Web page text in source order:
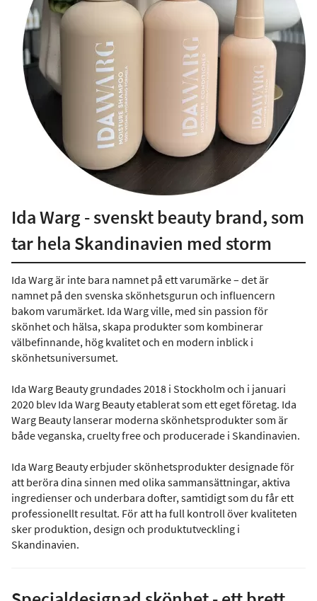
Ida Warg - svenskt beauty brand, som
tar hela Skandinavien med storm
Ida Warg är inte bara namnet på ett varumärke – det är
namnet på den svenska skönhetsgurun och influencern
bakom varumärket. Ida Warg ville, med sin passion för
skönhet och hälsa, skapa produkter som kombinerar
välbefinnande, hög kvalitet och en modern inblick i
skönhetsuniversumet.
Ida Warg Beauty grundades 2018 i Stockholm och i januari
2020 blev Ida Warg Beauty etablerat som ett eget företag. Ida
Warg Beauty lanserar moderna skönhetsprodukter som är
både veganska, cruelty free och producerade i Skandinavien.
Ida Warg Beauty erbjuder skönhetsprodukter designade för
att beröra dina sinnen med olika sammansättningar, aktiva
ingredienser och underbara dofter, samtidigt som du får ett
professionellt resultat. För att ha full kontroll över kvaliteten
sker produktion, design och produktutveckling i
Skandinavien.